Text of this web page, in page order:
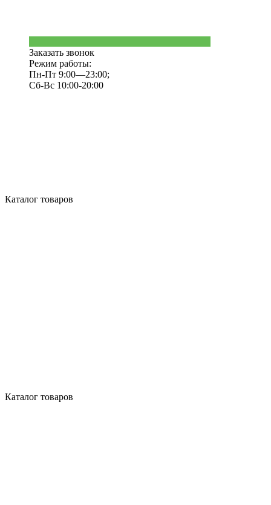
Заказать звонок
Режим работы:
Пн-Пт 9:00—23:00;
Сб-Вс 10:00-20:00
Каталог товаров
Каталог товаров